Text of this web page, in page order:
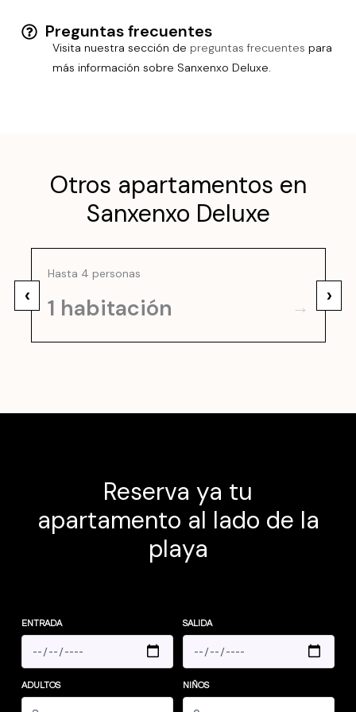
Preguntas frecuentes
Visita nuestra sección de preguntas frecuentes para
más información sobre Sanxenxo Deluxe.
Otros apartamentos en
Sanxenxo Deluxe
‹ ›
Hasta 4 personas
1 habitación →
Reserva ya tu
apartamento al lado de la
playa
ENTRADA SALIDA
ADULTOS NIÑOS